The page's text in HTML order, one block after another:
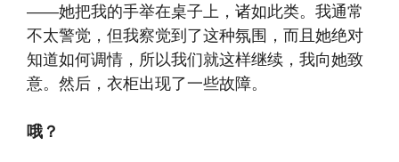
——她把我的手举在桌子上，诸如此类。我通常
不太警觉，但我察觉到了这种氛围，而且她绝对
知道如何调情，所以我们就这样继续，我向她致
意。然后，衣柜出现了一些故障。
哦？